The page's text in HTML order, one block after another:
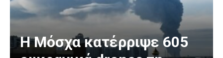
Η Μόσχα κατέρριψε 605